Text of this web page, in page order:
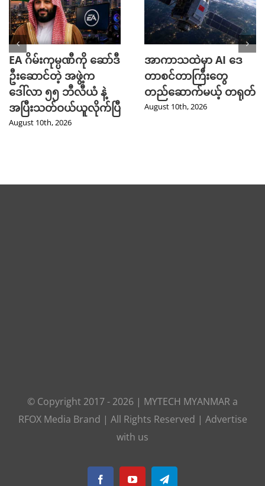
EA ဂိမ်းကုမ္ပဏီကို ဆော်ဒီ
ဦးဆောင်တဲ့ အဖွဲ့က
ဒေါ်လာ ၅၅ ဘီလီယံ နဲ့
အပြီးသတ်ဝယ်ယူလိုက်ပြီ
August 10th, 2026
အာကာသထဲမှာ AI ဒေ
တာစင်တာကြီးတွေ
တည်ဆောက်မယ့် တရုတ်
August 10th, 2026
© Copyright 2017 - 2026 | MYTECH MYANMAR a
RFOX Media Brand | All Rights Reserved | Advertise
with us
FacebookYouTubeTelegram